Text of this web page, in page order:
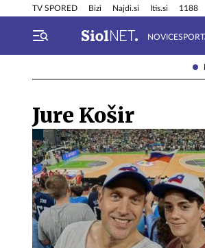
TV SPORED Bizi Najdi.si Itis.si 1188
NOVICE
Info in obvestila
Jure Košir